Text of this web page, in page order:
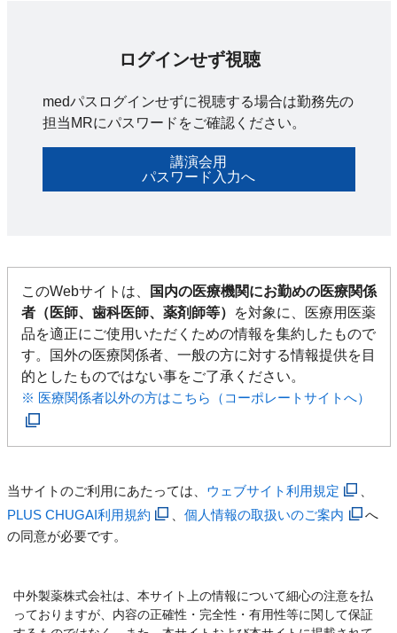
ログインせず視聴
medパスログインせずに視聴する場合は勤務先の
担当MRにパスワードをご確認ください。
講演会用
パスワード入力へ
このWebサイトは、
国内の医療機関にお勤めの医療関係
者（医師、歯科医師、薬剤師等）
を対象に、医療用医薬
品を適正にご使用いただくための情報を集約したもので
す。国外の医療関係者、一般の方に対する情報提供を目
的としたものではない事をご了承ください。
※ 医療関係者以外の方はこちら（コーポレートサイトへ）
当サイトのご利用にあたっては、 ウェブサイト利用規定
PLUS CHUGAI利用規約
、個人情報の取扱いのご案内
へ
の同意が必要です。
中外製薬株式会社は、本サイト上の情報について細心の注意を払
っておりますが、内容の正確性・完全性・有用性等に関して保証